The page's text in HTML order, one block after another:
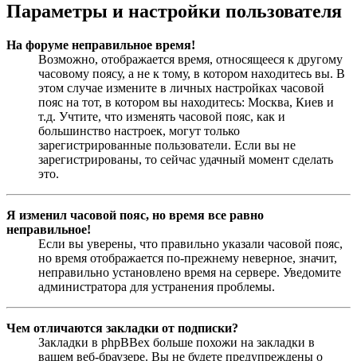
Параметры и настройки пользователя
На форуме неправильное время!
Возможно, отображается время, относящееся к другому
часовому поясу, а не к тому, в котором находитесь вы. В
этом случае измените в личных настройках часовой
пояс на тот, в котором вы находитесь: Москва, Киев и
т.д. Учтите, что изменять часовой пояс, как и
большинство настроек, могут только
зарегистрированные пользователи. Если вы не
зарегистрированы, то сейчас удачный момент сделать
это.
Я изменил часовой пояс, но время все равно
неправильное!
Если вы уверены, что правильно указали часовой пояс,
но время отображается по-прежнему неверное, значит,
неправильно установлено время на сервере. Уведомите
администратора для устранения проблемы.
Чем отличаются закладки от подписки?
Закладки в phpBBex больше похожи на закладки в
вашем веб-браузере. Вы не будете предупреждены о